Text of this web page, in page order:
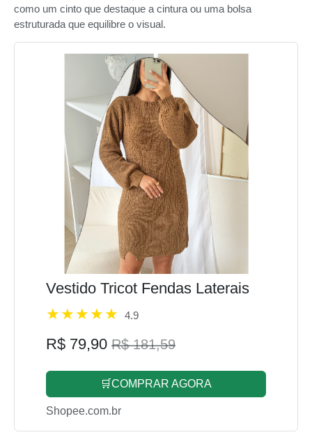
como um cinto que destaque a cintura ou uma bolsa
estruturada que equilibre o visual.
Vestido Tricot Fendas Laterais
4.9
R$ 79,90 R$ 181,59
🛒COMPRAR AGORA
Shopee.com.br